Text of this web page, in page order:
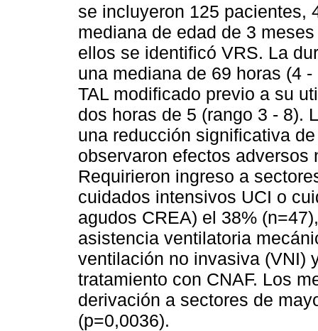
se incluyeron 125 pacientes,
mediana de edad de 3
ellos se identificó VRS. La
una mediana de 69 horas (4
TAL modificado previo a su
dos horas de 5 (rango 3 - 8).
una reducción significativa
observaron efectos
Requirieron ingreso a
cuidados intensivos UCI o
agudos CREA) el 38%
asistencia ventilatoria
ventilación no invasiva (VNI)
tratamiento con CNAF. Los
derivación a sectores de
(p=0,0036).